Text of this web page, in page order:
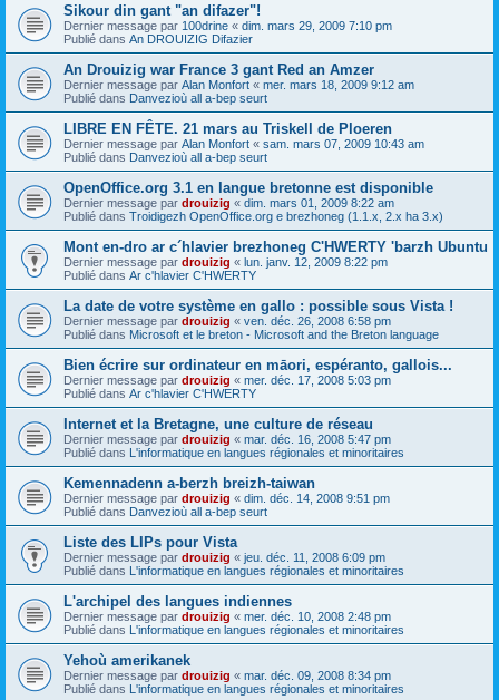
Sikour din gant "an difazer"!
Dernier message par 100drine « dim. mars 29, 2009 7:10 pm
Publié dans An DROUIZIG Difazier
An Drouizig war France 3 gant Red an Amzer
Dernier message par Alan Monfort « mer. mars 18, 2009 9:12 am
Publié dans Danvezioù all a-bep seurt
LIBRE EN FÊTE. 21 mars au Triskell de Ploeren
Dernier message par Alan Monfort « sam. mars 07, 2009 10:43 am
Publié dans Danvezioù all a-bep seurt
OpenOffice.org 3.1 en langue bretonne est disponible
Dernier message par drouizig « dim. mars 01, 2009 8:22 am
Publié dans Troidigezh OpenOffice.org e brezhoneg (1.1.x, 2.x ha 3.x)
Mont en-dro ar c´hlavier brezhoneg C'HWERTY 'barzh Ubuntu
Dernier message par drouizig « lun. janv. 12, 2009 8:22 pm
Publié dans Ar c'hlavier C'HWERTY
La date de votre système en gallo : possible sous Vista !
Dernier message par drouizig « ven. déc. 26, 2008 6:58 pm
Publié dans Microsoft et le breton - Microsoft and the Breton language
Bien écrire sur ordinateur en māori, espéranto, gallois...
Dernier message par drouizig « mer. déc. 17, 2008 5:03 pm
Publié dans Ar c'hlavier C'HWERTY
Internet et la Bretagne, une culture de réseau
Dernier message par drouizig « mar. déc. 16, 2008 5:47 pm
Publié dans L'informatique en langues régionales et minoritaires
Kemennadenn a-berzh breizh-taiwan
Dernier message par drouizig « dim. déc. 14, 2008 9:51 pm
Publié dans Danvezioù all a-bep seurt
Liste des LIPs pour Vista
Dernier message par drouizig « jeu. déc. 11, 2008 6:09 pm
Publié dans L'informatique en langues régionales et minoritaires
L'archipel des langues indiennes
Dernier message par drouizig « mer. déc. 10, 2008 2:48 pm
Publié dans L'informatique en langues régionales et minoritaires
Yehoù amerikanek
Dernier message par drouizig « mar. déc. 09, 2008 8:34 pm
Publié dans L'informatique en langues régionales et minoritaires